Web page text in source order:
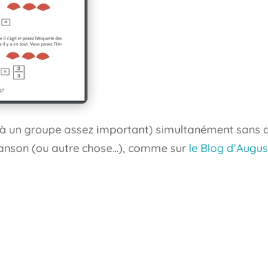
un groupe assez important) simultanément sans
(ou autre chose…), comme sur le Blog